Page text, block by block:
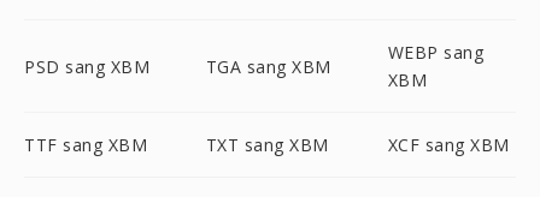
PSD sang XBM TGA sang XBM
WEBP sang
XBM
TTF sang XBM TXT sang XBM XCF sang XBM